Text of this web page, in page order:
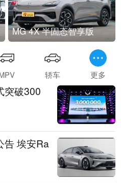
MG 4X 半固态智享版
轿车 更多
突破300
告 埃安Ra